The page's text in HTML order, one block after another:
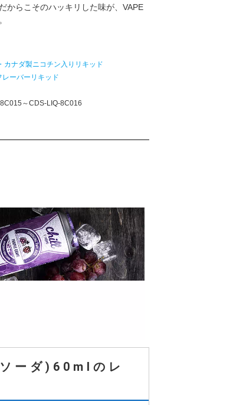
からこそのハッキリした味が、VAPE
カナダ製ニコチン入りリキッド
レーバーリキッド
～CDS-LIQ-8C016
ーダ)60mlのレ